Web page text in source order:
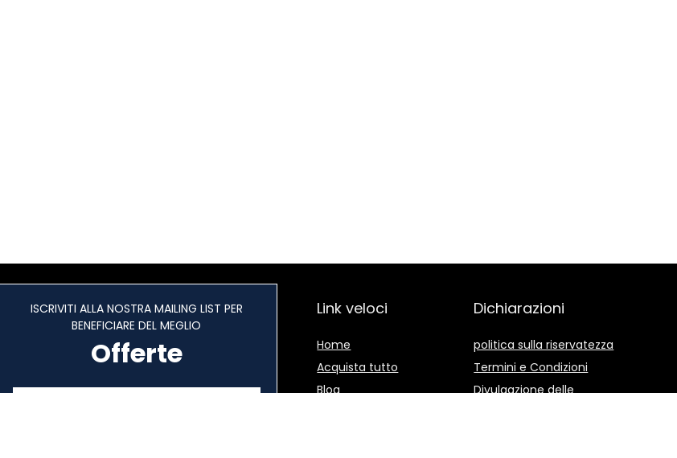
ISCRIVITI ALLA NOSTRA MAILING LIST PER
BENEFICIARE DEL MEGLIO
Offerte
Link veloci
Home
Acquista tutto
Blog
Dichiarazioni
politica sulla riservatezza
Termini e Condizioni
Divulgazione delle